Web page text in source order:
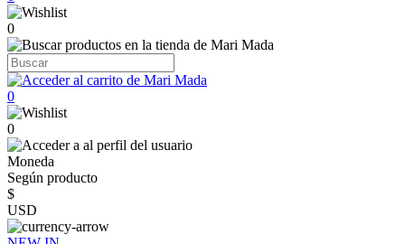
0
0
0
Moneda
Según producto
$
USD